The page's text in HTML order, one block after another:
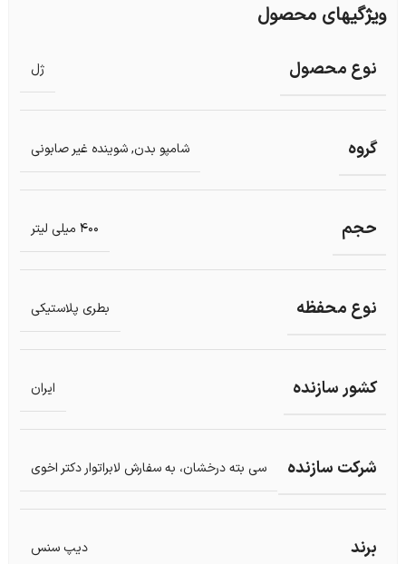
ویژگیهای محصول
نوع محصول ژل
گروه شامپو بدن,شوینده غیر صابونی
حجم 400 میلی لیتر
نوع محفظه بطری پلاستیکی
کشور سازنده ایران
شرکت سازنده سی بته درخشان، به سفارش لابراتوار دکتر اخوی
برند دیپ سنس